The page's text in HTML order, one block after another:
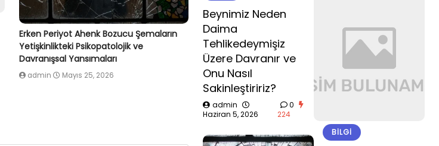
Erken Periyot Ahenk Bozucu Şemaların
Yetişkinlikteki Psikopatolojik ve
Davranışsal Yansımaları
admin Mayıs 25, 2026
Beynimiz Neden
Daima
Tehlikedeymişiz
Üzere Davranır ve
Onu Nasıl
Sakinleştiririz?
admin
Haziran 5, 2026
0
224
BILGI